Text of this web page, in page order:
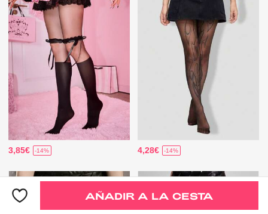
3,85€ -14% 4,28€ -14%
AÑADIR A LA CESTA